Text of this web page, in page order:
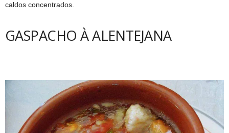
caldos concentrados.
GASPACHO À ALENTEJANA